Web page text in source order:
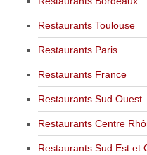
Restaurants Toulouse
Restaurants Paris
Restaurants France
Restaurants Sud Ouest
Restaurants Centre
Restaurants Sud Est et